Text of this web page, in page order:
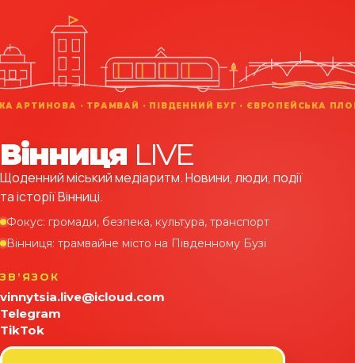
Вінниця LIVE
Щоденний міський медіаритм. Новини, люди, події
та історії Вінниці.
Фокус: громади, безпека, культура, транспорт
Вінниця: трамвайне місто на Південному Бузі
ЗВʼЯЗОК
vinnytsia.live@icloud.com
Telegram
TikTok